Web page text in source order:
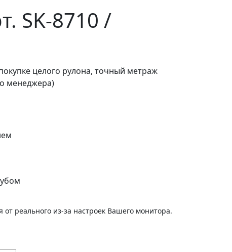
SK-8710 /
целого рулона, точный метраж
менеджера)
от реального из-за настроек Вашего монитора.